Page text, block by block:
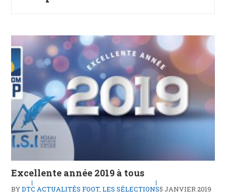
Excellente année 2019 à tous
BYDTC ACTUALITÉS FOOT,LES SÉLECTIONS5 JANVIER 2019